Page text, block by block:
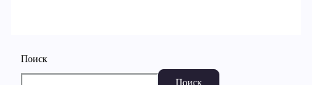
Поиск
Поиск